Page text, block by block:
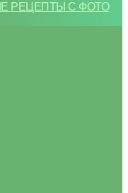
РЕЦЕПТЫ С ФОТО